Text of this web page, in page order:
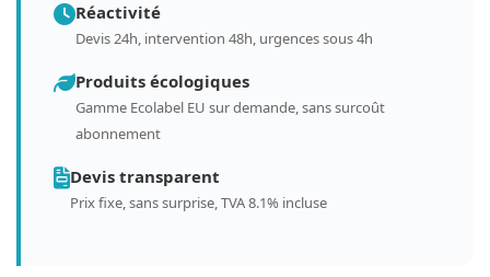
Réactivité
Devis 24h, intervention 48h, urgences sous 4h
Produits écologiques
Gamme Ecolabel EU sur demande, sans surcoût
abonnement
Devis transparent
Prix fixe, sans surprise, TVA 8.1% incluse